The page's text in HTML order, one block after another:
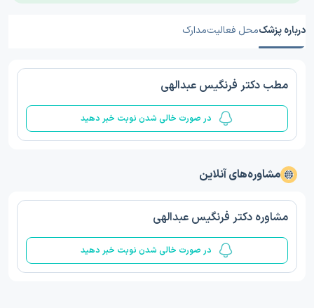
درباره پزشکمحل فعالیتمدارک
مطب دکتر فرنگیس عبدالهی
در صورت خالی شدن نوبت خبر دهید
مشاوره‌های آنلاین
مشاوره دکتر فرنگیس عبدالهی
در صورت خالی شدن نوبت خبر دهید